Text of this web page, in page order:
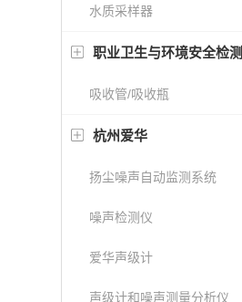
水质采样器
职业卫生与环境安全检测
吸收管/吸收瓶
杭州爱华
扬尘噪声自动监测系统
噪声检测仪
爱华声级计
声级计和噪声测量分析仪